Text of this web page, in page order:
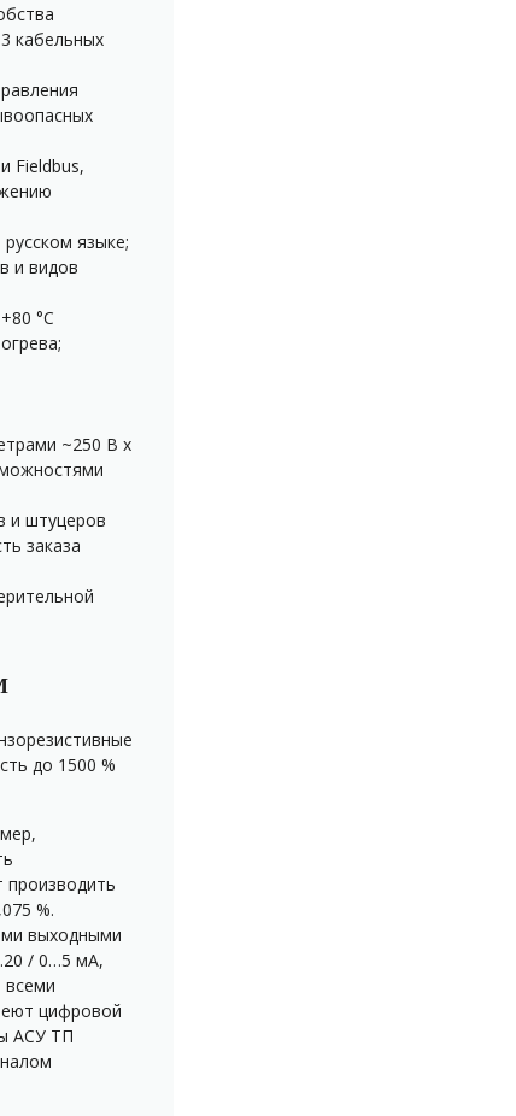
кабельных
Fieldbus,
языке;
и видов
°С
~250 В х
и штуцеров
заказа
до 1500 %
производить
%.
выходными
/ 0…5 мA,
цифровой
АСУ ТП